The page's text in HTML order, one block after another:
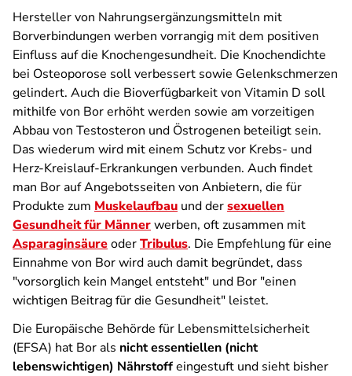
Hersteller von Nahrungsergänzungsmitteln mit
Borverbindungen werben vorrangig mit dem positiven
Einfluss auf die Knochengesundheit. Die Knochendichte
bei Osteoporose soll verbessert sowie Gelenkschmerzen
gelindert. Auch die Bioverfügbarkeit von Vitamin D soll
mithilfe von Bor erhöht werden sowie am vorzeitigen
Abbau von Testosteron und Östrogenen beteiligt sein.
Das wiederum wird mit einem Schutz vor Krebs- und
Herz-Kreislauf-Erkrankungen verbunden. Auch findet
man Bor auf Angebotsseiten von Anbietern, die für
Produkte zum Muskelaufbau und dersexuellen
Gesundheit für Männerwerben, oft zusammen mit
AsparaginsäureoderTribulus. Die Empfehlung für eine
Einnahme von Bor wird auch damit begründet, dass
"vorsorglich kein Mangel entsteht" und Bor "einen
wichtigen Beitrag für die Gesundheit" leistet.
Die Europäische Behörde für Lebensmittelsicherheit
(EFSA) hat Bor als nicht essentiellen (nicht
lebenswichtigen) Nährstoffeingestuft und sieht bisher